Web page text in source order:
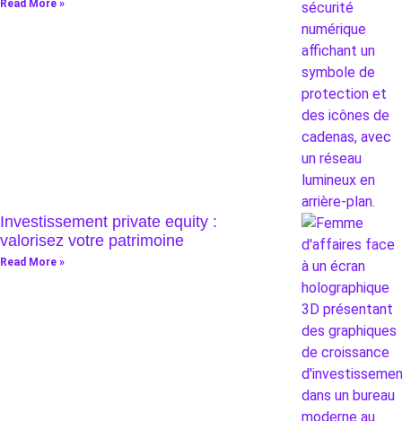
Read More »
Investissement private equity :
valorisez votre patrimoine
Read More »